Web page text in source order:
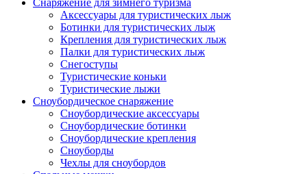
Снаряжение для зимнего туризма
Аксессуары для туристических лыж
Ботинки для туристических лыж
Крепления для туристических лыж
Палки для туристических лыж
Снегоступы
Туристические коньки
Туристические лыжи
Сноубордическое снаряжение
Сноубордические аксессуары
Сноубордические ботинки
Сноубордические крепления
Сноуборды
Чехлы для сноубордов